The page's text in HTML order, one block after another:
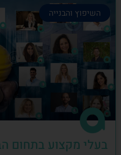
השיפוץ והבנייה
בעלי מקצוע בתחום